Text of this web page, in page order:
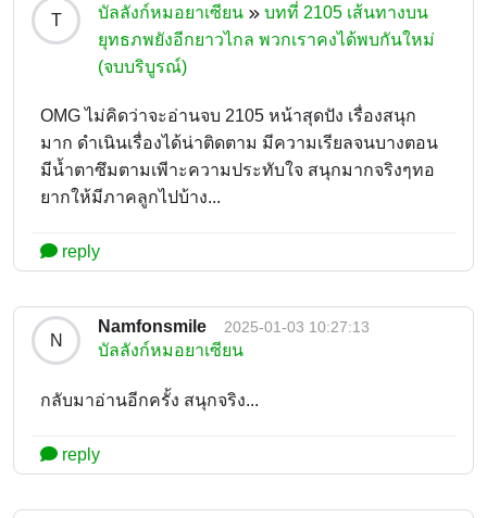
T บัลลังก์หมอยาเซียน
บทที่ 2105 เส้นทางบน
ยุทธภพยังอีกยาวไกล พวกเราคงได้พบกันใหม่
(จบบริบูรณ์)
OMG ไม่คิดว่าจะอ่านจบ 2105 หน้าสุดปัง เรื่องสนุก
มาก ดำเนินเรื่องได้น่าติดตาม มีความเรียลจนบางตอน
มีน้ำตาซึมตามเพีาะความประทับใจ สนุกมากจริงๆทอ
ยากให้มีภาคลูกไปบ้าง...
reply
N
Namfonsmile 2025-01-03 10:27:13
บัลลังก์หมอยาเซียน
กลับมาอ่านอีกครั้ง สนุกจริง...
reply